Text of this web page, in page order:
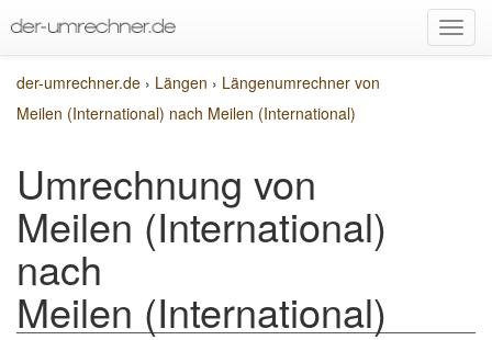
der-umrechner.de › Längen › Längenumrechner von
Meilen (International) nach Meilen (International)
Umrechnung von
Meilen (International)
nach
Meilen (International)